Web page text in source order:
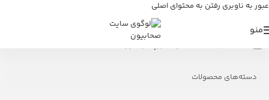
عبور به ناوبری رفتن به محتوای اصلی
منو
دسته‌های محصولات